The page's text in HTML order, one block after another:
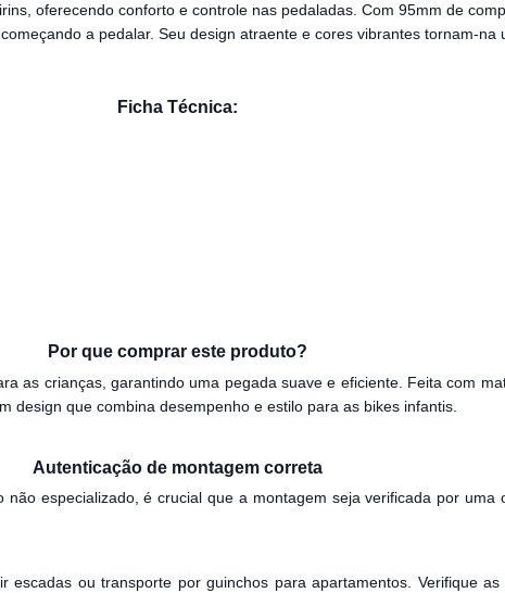
oferecendo conforto e controle nas pedaladas. Com 95mm de
a pedalar. Seu design atraente e cores vibrantes tornam-na
Ficha Técnica:
Por que comprar este produto?
as crianças, garantindo uma pegada suave e eficiente. Feita com
design que combina desempenho e estilo para as bikes infantis.
Autenticação de montagem correta
especializado, é crucial que a montagem seja verificada por uma
escadas ou transporte por guinchos para apartamentos. Verifique